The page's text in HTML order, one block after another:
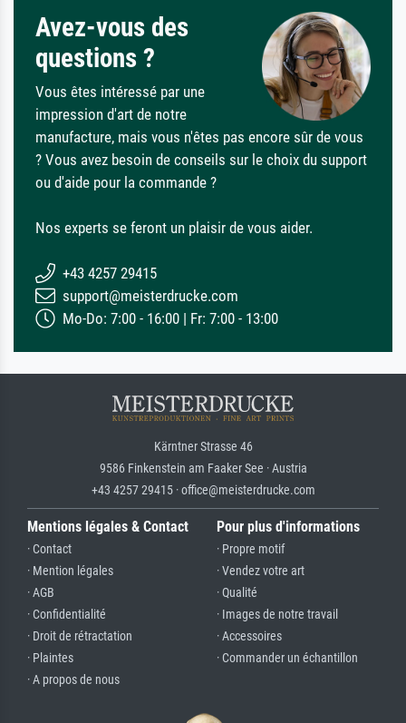
Avez-vous des
questions ?
Vous êtes intéressé par une
impression d'art de notre
manufacture, mais vous n'êtes pas encore sûr de vous
? Vous avez besoin de conseils sur le choix du support
ou d'aide pour la commande ?
Nos experts se feront un plaisir de vous aider.
+43 4257 29415
support@meisterdrucke.com
Mo-Do: 7:00 - 16:00 | Fr: 7:00 - 13:00
Kärntner Strasse 46
9586 Finkenstein am Faaker See · Austria
+43 4257 29415 · office@meisterdrucke.com
Mentions légales & Contact
· Contact
· Mention légales
· AGB
· Confidentialité
· Droit de rétractation
· Plaintes
· A propos de nous
Pour plus d'informations
· Propre motif
· Vendez votre art
· Qualité
· Images de notre travail
· Accessoires
· Commander un échantillon